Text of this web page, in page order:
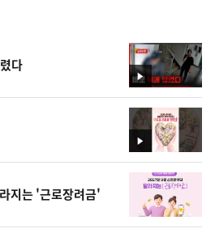
영
상
다
영
상
지는 '근로장려금'